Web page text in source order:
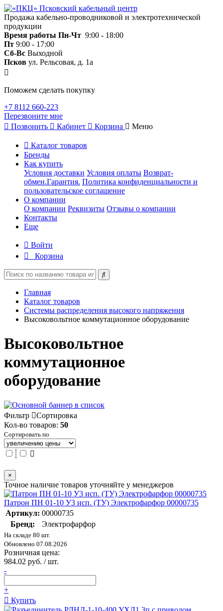
Продажа кабельно-проводниковой и электротехнической
продукции
Время работы Пн-Чт 9:00 - 18:00
Пт 9:00 - 17:00
Сб-Вс Выходной
Псков ул. Рельсовая, д. 1а
Поможем сделать покупку
+7 8112 660-223
Перезвоните мне
Позвонить
Кабинет Корзина Меню
Каталог товаров
Бренды
Как купить
Условия доставки Условия оплаты Возврат-
обмен.Гарантия. Политика конфиденциальности и
пользовательское соглашение
О компании
О компании Реквизиты Отзывы о компании
Контакты
Еще
Войти
Корзина
Главная
Каталог товаров
Системы распределения высокого напряжения
Высоковольтное коммутационное оборудование
Высоковольтное
коммутационное
оборудование
Фильтр
Сортировка
Кол-во товаров: 50
Сортировать по
×
Точное наличие товаров уточняйте у менеджеров
Патрон ПН 01-10 У3 исп. (ТУ) Электрофарфор 00000735
Артикул: 00000735
Бренд:
Электрофарфор
На складе 80 шт.
Обновлено 07.08.2026
Розничная цена:
984.02 руб. / шт.
-
+
Купить